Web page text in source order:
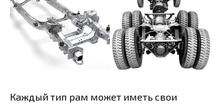
Каждый тип рам может иметь свои